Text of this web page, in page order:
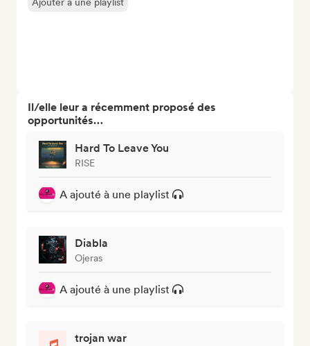
Il/elle leur a récemment proposé des
opportunités…
Hard To Leave You
RISE
A ajouté à une playlist
Diabla
Ojeras
A ajouté à une playlist
trojan war